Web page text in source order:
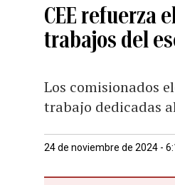
CEE refuerza
trabajos del
Los comisionados
trabajo dedicadas
24 de noviembre de 2024 -